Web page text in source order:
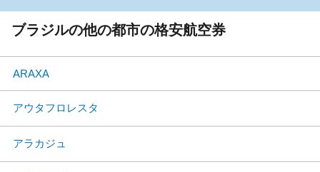
ブラジルの他の都市の格安航空券
ARAXA
アウタフロレスタ
アラカジュ